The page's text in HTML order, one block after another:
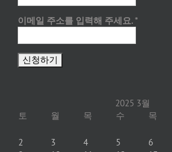
이메일 주소를 입력해 주세요. *
2025 3월
토 월 목 수 목
2
3 4 5 6